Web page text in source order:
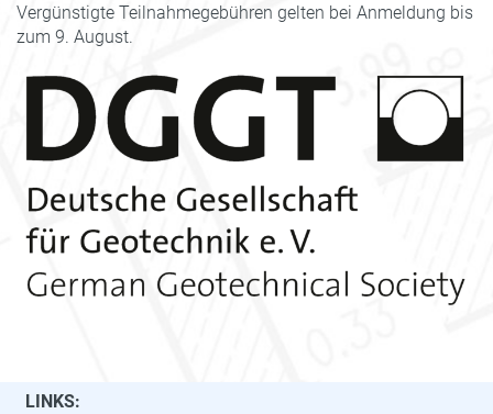
Vergünstigte Teilnahmegebühren gelten bei Anmeldung bis
zum 9. August.
LINKS: